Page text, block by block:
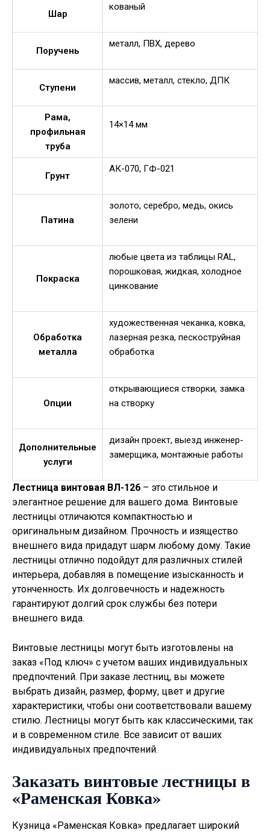
Шар
кованый
Поручень
металл, ПВХ, дерево
Ступени
массив, металл, стекло, ДПК
Рама,
профильная
труба
14×14 мм
Грунт
АК-070, ГФ-021
Патина
золото, серебро, медь, окись
зелени
Покраска
любые цвета из таблицы RAL,
порошковая, жидкая, холодное
цинкование
Обработка
металла
художественная чеканка, ковка,
лазерная резка, пескоструйная
обработка
Опции
открывающиеся створки, замка
на створку
Дополнительные
услуги
дизайн проект, выезд инженер-
замерщика, монтажные работы
Лестница винтовая ВЛ-126 – это стильное и
элегантное решение для вашего дома. Винтовые
лестницы отличаются компактностью и
оригинальным дизайном. Прочность и изящество
внешнего вида придадут шарм любому дому. Такие
лестницы отлично подойдут для различных стилей
интерьера, добавляя в помещение изысканность и
утонченность. Их долговечность и надежность
гарантируют долгий срок службы без потери
внешнего вида.
Винтовые лестницы могут быть изготовлены на
заказ «Под ключ» с учетом ваших индивидуальных
предпочтений. При заказе лестниц, вы можете
выбрать дизайн, размер, форму, цвет и другие
характеристики, чтобы они соответствовали вашему
стилю. Лестницы могут быть как классическими, так
и в современном стиле. Все зависит от ваших
индивидуальных предпочтений.
Заказать винтовые лестницы в
«Раменская Ковка»
Кузница «Раменская Ковка» предлагает широкий